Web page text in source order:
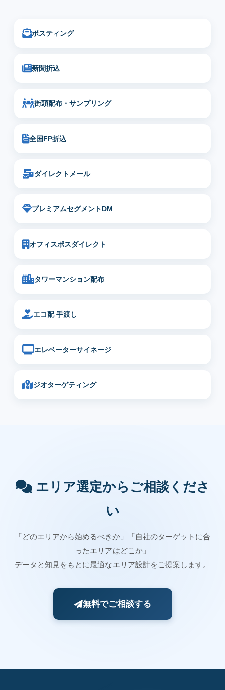
ポスティング
新聞折込
街頭配布・サンプリング
全国FP折込
ダイレクトメール
プレミアムセグメントDM
オフィスポスダイレクト
タワーマンション配布
エコ配 手渡し
エレベーターサイネージ
ジオターゲティング
エリア選定からご相談くださ
い
「どのエリアから始めるべきか」「自社のターゲットに合
ったエリアはどこか」
データと知見をもとに最適なエリア設計をご提案します。
無料でご相談する